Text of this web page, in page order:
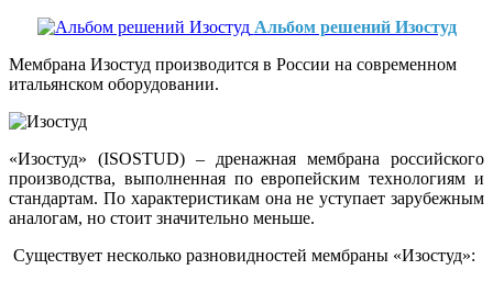
Альбом решений Изостуд
Мембрана Изостуд производится в России на современном
итальянском оборудовании.
«Изостуд» (ISOSTUD) – дренажная мембрана российского
производства, выполненная по европейским технологиям и
стандартам. По характеристикам она не уступает зарубежным
аналогам, но стоит значительно меньше.
Существует несколько разновидностей мембраны «Изостуд»: